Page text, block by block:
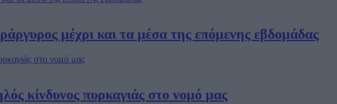
μέχρι και τα μέσα της επόμενης εβδομάδας
πυρκαγιάς στο νομό μας